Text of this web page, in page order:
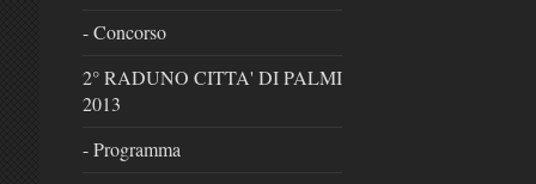
- Concorso
2° RADUNO CITTA' DI PALMI
2013
- Programma